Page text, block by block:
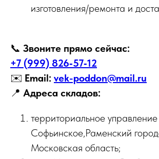
изготовления/ремонта и
📞 Звоните прямо сейчас:
+7 (999) 826‑57‑12
✉️ Email: vek-poddon@mail.ru
📍 Адреса складов:
территориальное управление
Софьинское,Раменский
Московская область;